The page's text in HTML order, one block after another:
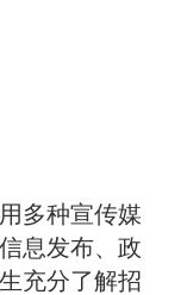
多种宣传媒
息发布、政
充分了解招